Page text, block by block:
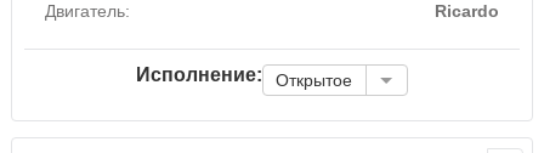
Двигатель:
Ricardo
Исполнение: Открытое